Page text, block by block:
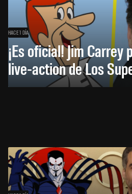
HACE 1 DÍA
¡Es oficial! Jim
live-action de Los